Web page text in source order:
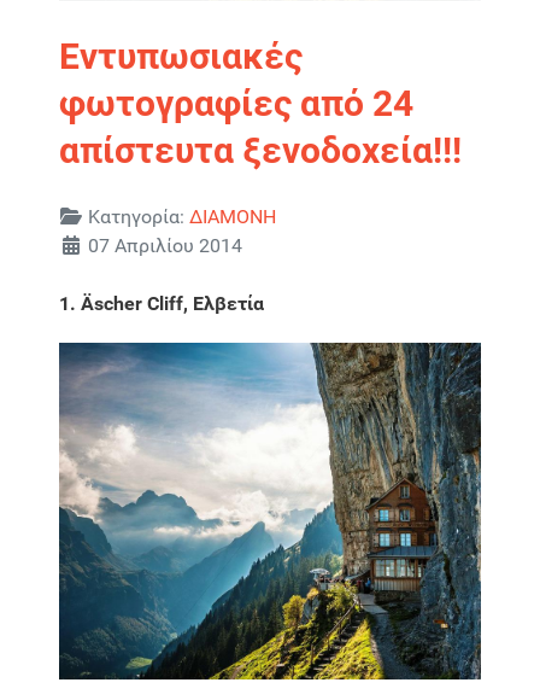
Εντυπωσιακές
φωτογραφίες από 24
απίστευτα ξενοδοχεία!!!
Λεπτομέρειες
Κατηγορία: ΔΙΑΜΟΝΗ
07 Απριλίου 2014
1. Äscher Cliff, Ελβετία